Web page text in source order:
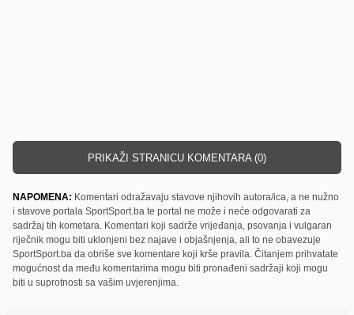
PRIKAŽI STRANICU KOMENTARA (0)
NAPOMENA: Komentari odražavaju stavove njihovih autora/ica, a ne nužno
i stavove portala SportSport.ba te portal ne može i neće odgovarati za
sadržaj tih kometara. Komentari koji sadrže vrijeđanja, psovanja i vulgaran
riječnik mogu biti uklonjeni bez najave i objašnjenja, ali to ne obavezuje
SportSport.ba da obriše sve komentare koji krše pravila. Čitanjem prihvatate
mogućnost da među komentarima mogu biti pronađeni sadržaji koji mogu
biti u suprotnosti sa vašim uvjerenjima.